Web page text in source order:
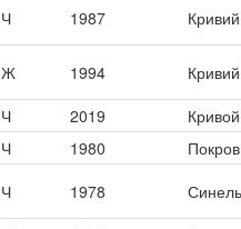
Ч 1987 Кривий
Ж 1994
Кривий
Ч 2019
Ч 1980
Покров
Ч 1978